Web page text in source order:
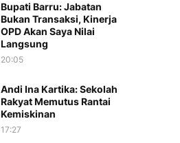
Bupati Barru: Jabatan
Bukan Transaksi, Kinerja
OPD Akan Saya Nilai
Langsung
20:05
Andi Ina Kartika: Sekolah
Rakyat Memutus Rantai
Kemiskinan
17:27